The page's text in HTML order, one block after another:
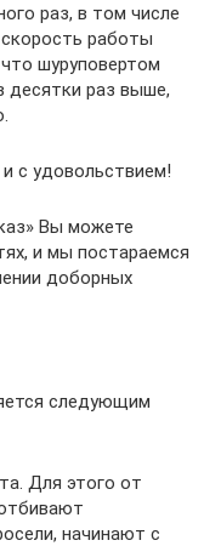
раз, в том числе
работы
шуруповертом
десятки раз выше,
с удовольствием!
Вы можете
и мы постараемся
доборных
следующим
Для этого от
начинают с